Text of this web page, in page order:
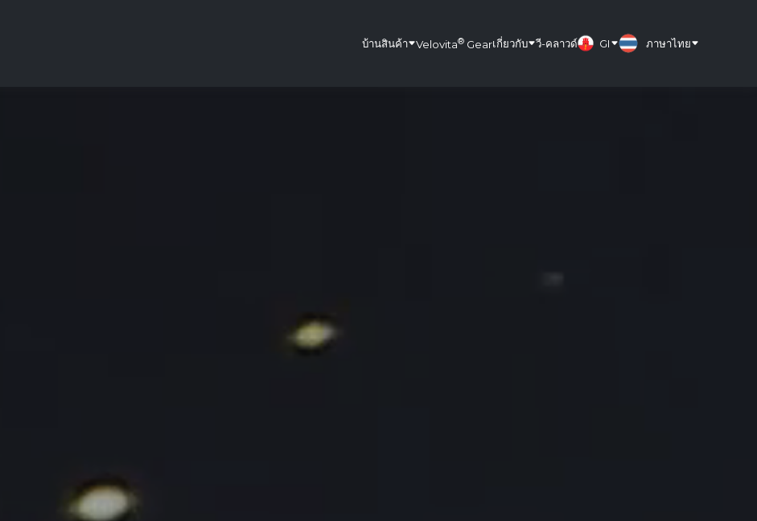
บ้านสินค้า Velovita® Gearเกี่ยวกับ วี-คลาวด์ GI ภาษาไทย